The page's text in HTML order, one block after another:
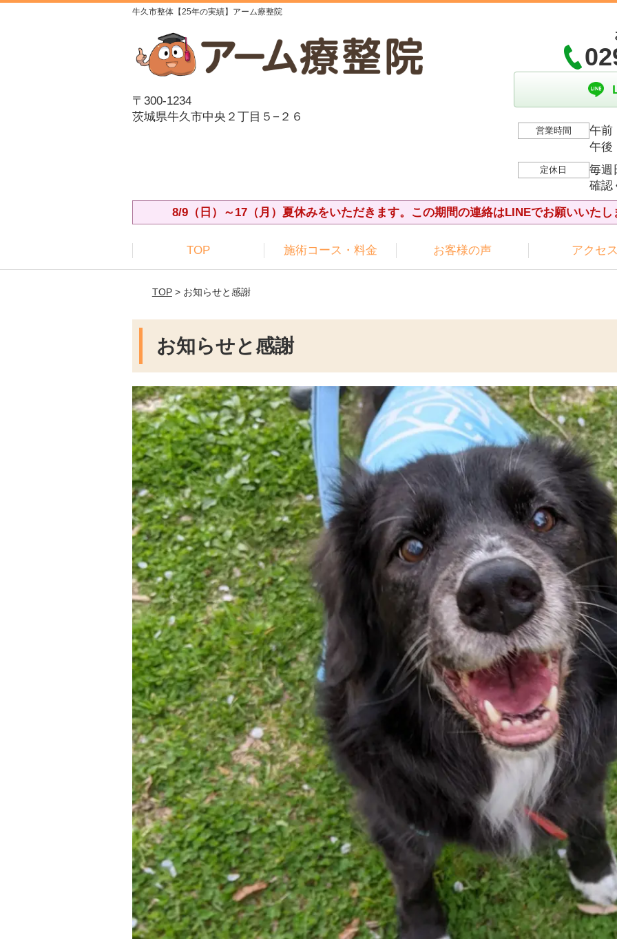
牛久市整体【25年の実績】アーム療整院
〒300-1234
茨城県牛久市中央２丁目５−２６
営業時間
午前
午後
定休日
毎週
確認
8/9（日）～17（月）夏休みをいただきます。この期間の連絡はLINEでお願いいた
TOP 施術コース・料金 お客様の声 アクセ
TOP> お知らせと感謝
お知らせと感謝